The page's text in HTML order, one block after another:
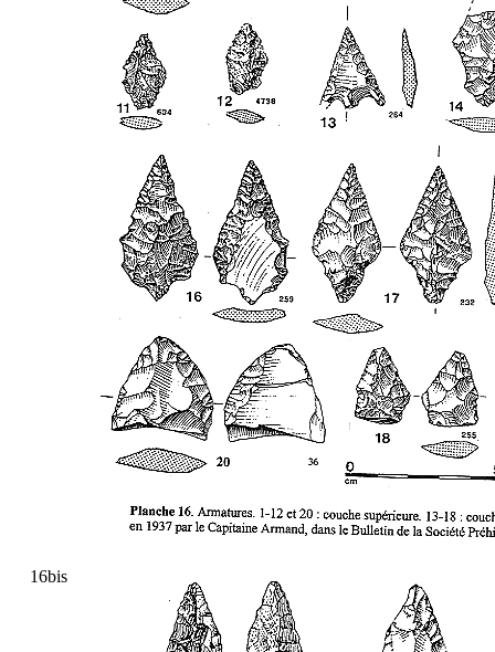
16bis